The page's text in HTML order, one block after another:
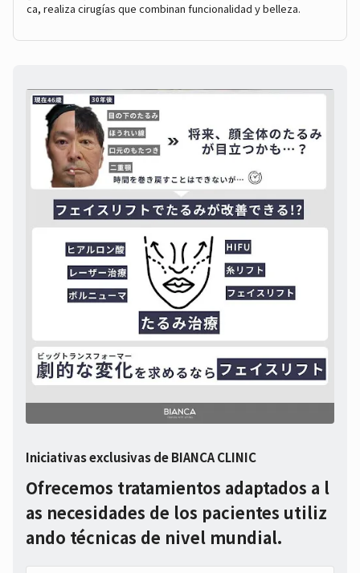
ca, realiza cirugías que combinan funcionalidad y belleza.
Iniciativas exclusivas de BIANCA CLINIC
Ofrecemos tratamientos adaptados a l
as necesidades de los pacientes utiliz
ando técnicas de nivel mundial.